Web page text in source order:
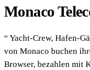
Monaco
Yacht-Crew, Hafen-
von Monaco buchen
Browser, bezahlen mit